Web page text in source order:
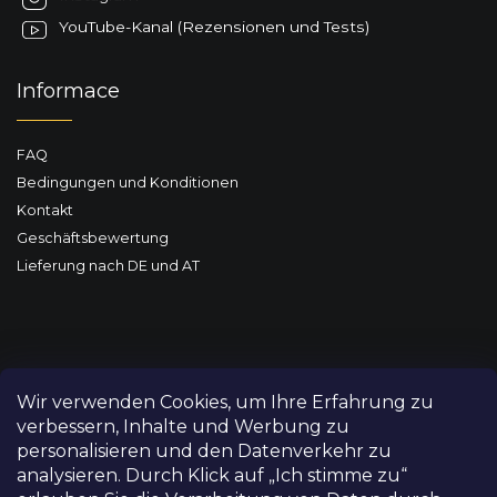
Wir verwenden Cookies, um Ihre Erfahrung zu
verbessern, Inhalte und Werbung zu
personalisieren und den Datenverkehr zu
analysieren. Durch Klick auf „Ich stimme zu“
YouTube-Kanal (Rezensionen und Tests)
Informace
FAQ
Bedingungen und Konditionen
Kontakt
Geschäftsbewertung
Lieferung nach DE und AT